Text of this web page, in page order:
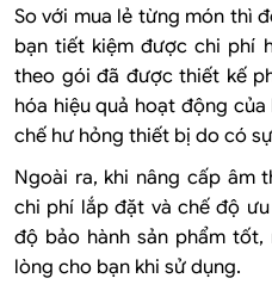
So với mua lẻ từng món thì
bạn tiết kiệm được chi phí
theo gói đã được thiết kế
hóa hiệu quả hoạt động
chế hư hỏng thiết bị do có
Ngoài ra, khi nâng cấp âm
chi phí lắp đặt và chế độ
độ bảo hành sản phẩm tốt,
lòng cho bạn khi sử dụng.